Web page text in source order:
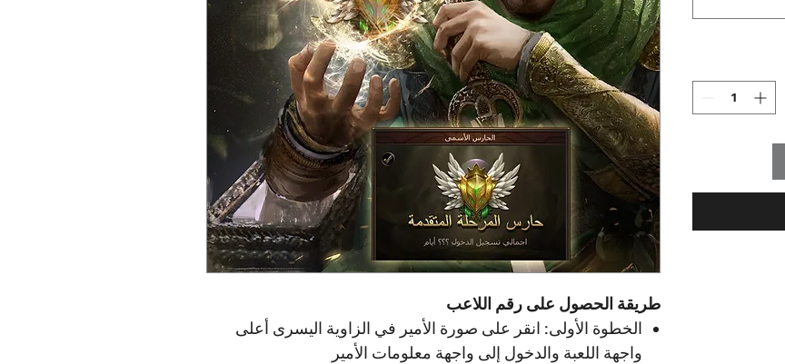
طريقة الحصول على رقم اللاعب
الخطوة الأولى: انقر على صورة الأمير في الزاوية اليسرى أعلى
واجهة اللعبة والدخول إلى واجهة معلومات الأمير